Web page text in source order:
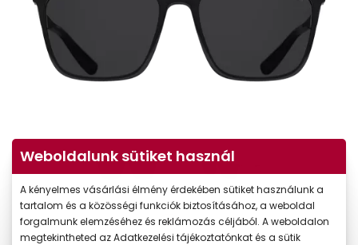
Weboldalunk sütiket használ
A kényelmes vásárlási élmény érdekében sütiket használunk a
tartalom és a közösségi funkciók biztosításához, a weboldal
forgalmunk elemzéséhez és reklámozás céljából. A weboldalon
megtekintheted az Adatkezelési tájékoztatónkat és a sütik